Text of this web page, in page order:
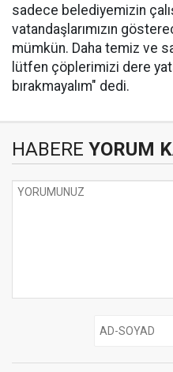
sadece belediyemizin
vatandaşlarımızın
mümkün. Daha temiz ve
lütfen çöplerimizi dere
bırakmayalım" dedi.
HABERE YORUM